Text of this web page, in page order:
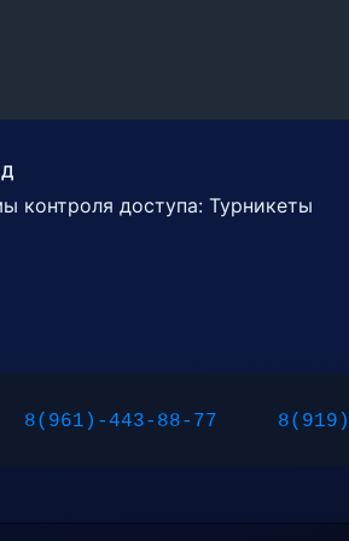
контроля доступа: Турникеты
8(961)-443-88-77